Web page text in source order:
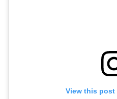
View this post